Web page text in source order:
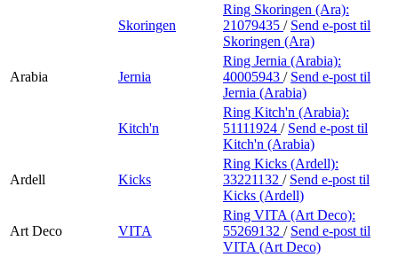
Skoringen
Ring Skoringen (Ara):
21079435 / Send e-post til
Skoringen (Ara)
Arabia Jernia
Ring Jernia (Arabia):
40005943 / Send e-post til
Jernia (Arabia)
Kitch'n
Ring Kitch'n (Arabia):
51111924 / Send e-post til
Kitch'n (Arabia)
Ardell Kicks
Ring Kicks (Ardell):
33221132 / Send e-post til
Kicks (Ardell)
Art Deco VITA
Ring VITA (Art Deco):
55269132 / Send e-post til
VITA (Art Deco)